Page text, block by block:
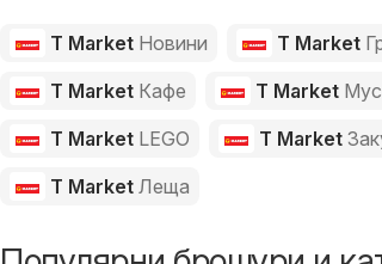
T Market Новини T Market
T Market Кафе T Market
T Market LEGO T Market
T Market Леща